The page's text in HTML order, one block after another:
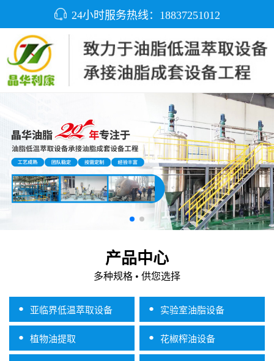
24小时服务热线：18837251012
产品中心
多种规格 • 供您选择
● 亚临界低温萃取设备 ● 实验室油脂设备
● 植物油提取 ● 花椒榨油设备